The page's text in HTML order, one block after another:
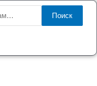
Поиск